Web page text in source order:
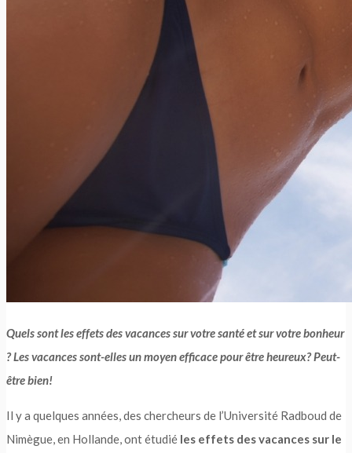
Quels sont les effets des vacances sur votre santé et sur votre bonheur
? Les vacances sont-elles un moyen efficace pour être heureux? Peut-
être bien!
Il y a quelques années, des chercheurs de l’Université Radboud de
Nimègue, en Hollande, ont étudié les effets des vacances sur le